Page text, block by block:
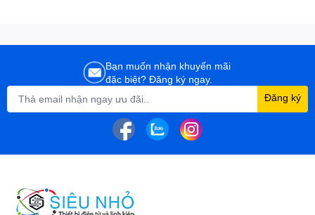
Bạn muốn nhận khuyến mãi
đặc biệt? Đăng ký ngay.
Đăng ký